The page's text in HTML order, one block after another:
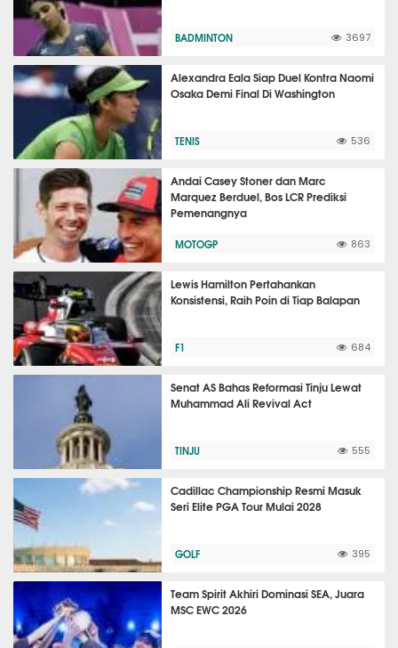
BADMINTON 3697
Alexandra Eala Siap Duel Kontra Naomi
Osaka Demi Final Di Washington
TENIS 536
Andai Casey Stoner dan Marc
Marquez Berduel, Bos LCR Prediksi
Pemenangnya
MOTOGP 863
Lewis Hamilton Pertahankan
Konsistensi, Raih Poin di Tiap Balapan
F1 684
Senat AS Bahas Reformasi Tinju Lewat
Muhammad Ali Revival Act
TINJU 555
Cadillac Championship Resmi Masuk
Seri Elite PGA Tour Mulai 2028
GOLF 395
Team Spirit Akhiri Dominasi SEA, Juara
MSC EWC 2026